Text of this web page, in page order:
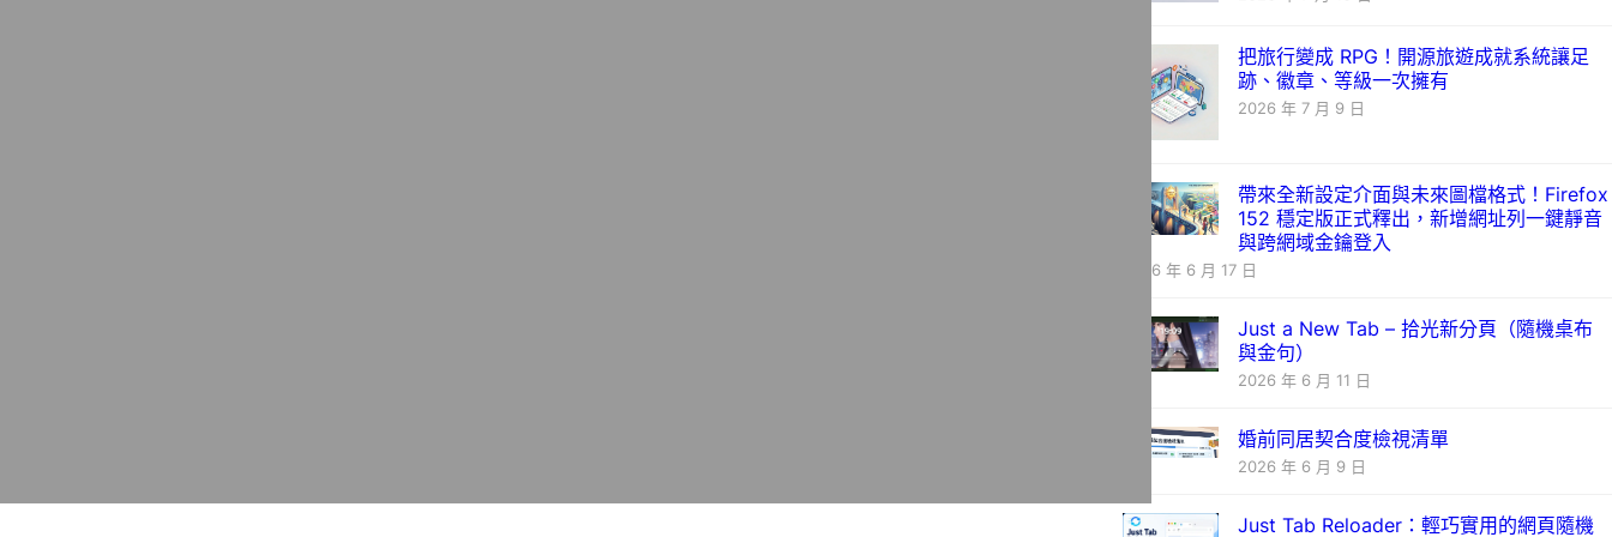
把旅行變成 RPG！開源旅遊成就系統讓足
跡、徽章、等級一次擁有
2026 年 7 月 9 日
帶來全新設定介面與未來圖檔格式！Firefox
152 穩定版正式釋出，新增網址列一鍵靜音
與跨網域金鑰登入
2026 年 6 月 17 日
Just a New Tab – 拾光新分頁（隨機桌布
與金句）
2026 年 6 月 11 日
婚前同居契合度檢視清單
2026 年 6 月 9 日
Just Tab Reloader：輕巧實用的網頁隨機